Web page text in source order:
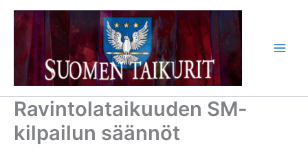
Siirry
sisältöön
Ravintolataikuuden SM-
kilpailun säännöt